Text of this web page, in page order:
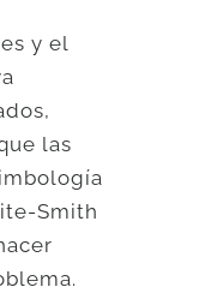
y el
las
Smith